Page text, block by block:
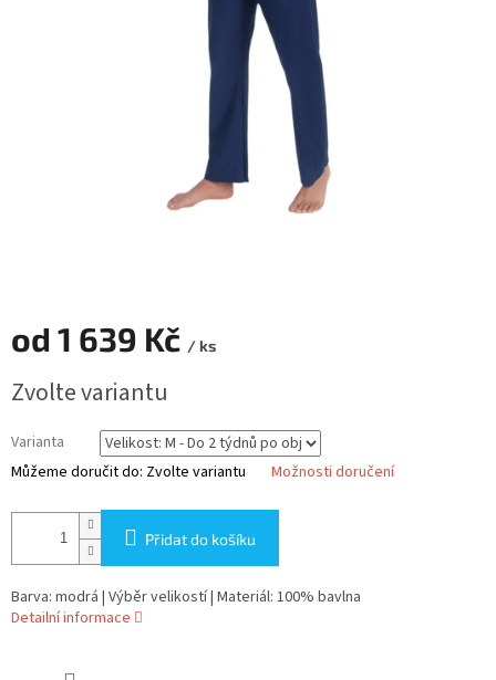
od 1 639 Kč / ks
cena:
Zvolte variantu
Varianta
Můžeme doručit do: Zvolte variantu Možnosti doručení
Přidat do košíku
Barva: modrá | Výběr velikostí | Materiál: 100% bavlna
Detailní informace